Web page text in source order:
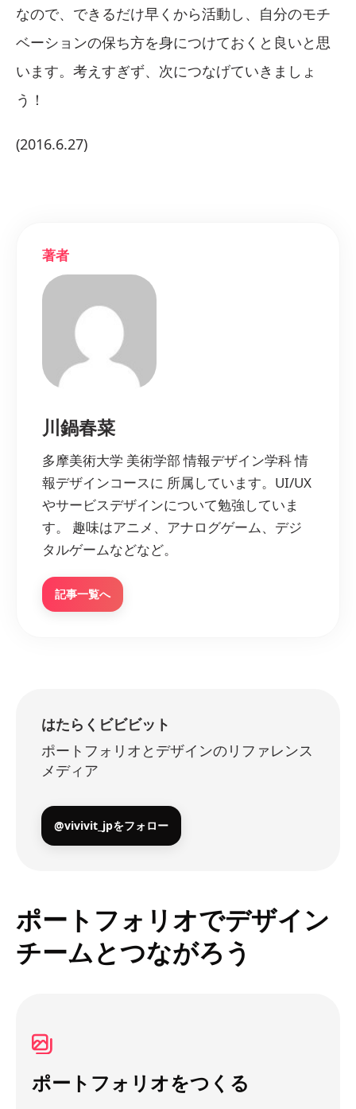
なので、できるだけ早くから活動し、自分のモチ
ベーションの保ち方を身につけておくと良いと思
います。考えすぎず、次につなげていきましょ
う！
(2016.6.27)
著者
川鍋春菜
多摩美術大学 美術学部 情報デザイン学科 情
報デザインコースに 所属しています。UI/UX
やサービスデザインについて勉強していま
す。 趣味はアニメ、アナログゲーム、デジ
タルゲームなどなど。
記事一覧へ
はたらくビビビット
ポートフォリオとデザインのリファレンス
メディア
@vivivit_jpをフォロー
ポートフォリオでデザイン
チームとつながろう
ポートフォリオをつくる